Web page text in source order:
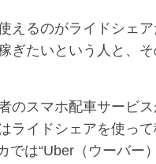
るのがライドシェ
ぎたいという人と、
スマホ配車サービ
ライドシェアを使っ
では“Uber（ウーバー